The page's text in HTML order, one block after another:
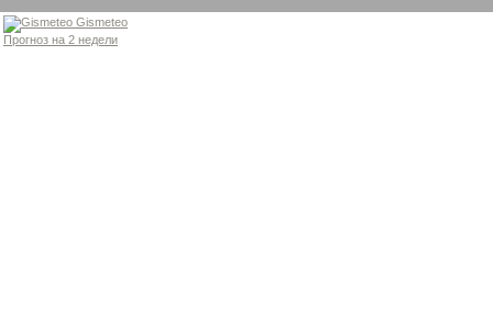
Gismeteo
Прогноз на 2 недели